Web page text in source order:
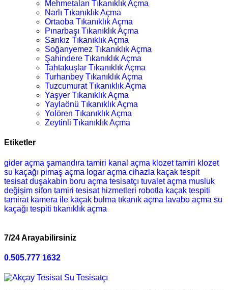
Mehmetalan Tıkanıklık Açma
Narlı Tıkanıklık Açma
Ortaoba Tıkanıklık Açma
Pınarbaşı Tıkanıklık Açma
Sarıkız Tıkanıklık Açma
Soğanyemez Tıkanıklık Açma
Şahindere Tıkanıklık Açma
Tahtakuşlar Tıkanıklık Açma
Turhanbey Tıkanıklık Açma
Tuzcumurat Tıkanıklık Açma
Yaşyer Tıkanıklık Açma
Yaylaönü Tıkanıklık Açma
Yolören Tıkanıklık Açma
Zeytinli Tıkanıklık Açma
Etiketler
gider açma şamandıra tamiri kanal açma klozet tamiri klozet
su kaçağı pimaş açma logar açma cihazla kaçak tespit
tesisat duşakabin boru açma tesisatçı tuvalet açma musluk
değişim sifon tamiri tesisat hizmetleri robotla kaçak tespiti
tamirat kamera ile kaçak bulma tıkanık açma lavabo açma su
kaçağı tespiti tıkanıklık açma
7/24 Arayabilirsiniz
0.505.777 1632